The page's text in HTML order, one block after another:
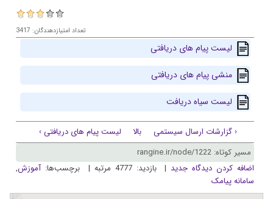
تعداد امتیازدهندگان: 3417
لیست پیام های دریافتی
منشی پیام های دریافتی
لیست سیاه دریافت
‹ گزارشات ارسال سیستمی بالا
لیست پیام های دریافتی ›
مسیر کوتاه: rangine.ir/node/1222
اضافه کردن دیدگاه جدید | بازدید: 4777 مرتبه | برچسب‌ها: آموزش,
سامانه پیامک